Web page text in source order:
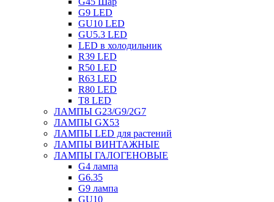
G9 LED
GU10 LED
GU5.3 LED
LED в холодильник
R39 LED
R50 LED
R63 LED
R80 LED
T8 LED
ЛАМПЫ G23/G9/2G7
ЛАМПЫ GX53
ЛАМПЫ LED для растений
ЛАМПЫ ВИНТАЖНЫЕ
ЛАМПЫ ГАЛОГЕНОВЫЕ
G4 лампа
G6.35
G9 лампа
GU10